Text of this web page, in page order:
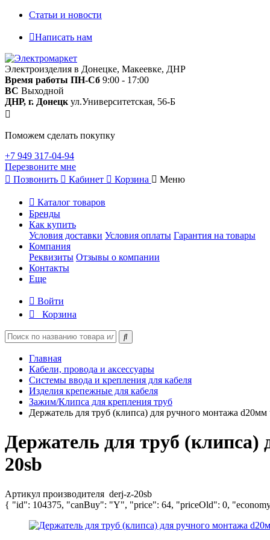
Статьи и новости
Написать нам
Электроизделия в Донецке, Макеевке, ДНР
Время работы ПН-Сб 9:00 - 17:00
ВС Выходной
ДНР, г. Донецк ул.Университетская, 56-Б
Поможем сделать покупку
+7 949 317-04-94
Перезвоните мне
Позвонить
Кабинет Корзина Меню
Каталог товаров
Бренды
Как купить
Условия доставки Условия оплаты Гарантия на товары
Компания
Реквизиты Отзывы о компании
Контакты
Еще
Войти
Корзина
Главная
Кабели, провода и аксессуары
Системы ввода и крепления для кабеля
Изделия крепежные для кабеля
Зажим/Клипса для крепления труб
Держатель для труб (клипса) для ручного монтажа
Держатель для труб
20sb
Артикул производителя derj-z-20sb
{ "id": 104375, "canBuy": "Y", "price": 64, "priceOld": 0,